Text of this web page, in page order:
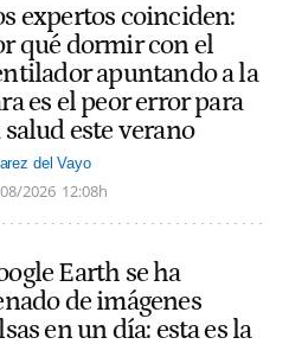
expertos coinciden:
qué dormir con el
apuntando a la
es el peor error para
este verano
del Vayo
2026 12:08h
Earth se ha
de imágenes
en un día: esta es la